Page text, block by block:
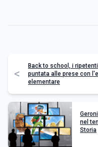
<
Back to school, i
puntata alle prese con
elementare
nel
Storia